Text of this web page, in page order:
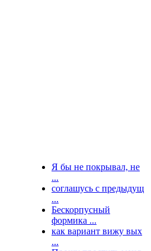
Я бы не покрывал, не
...
соглашусь с предыдущ
...
Бескорпусный
формика ...
как вариант вижу вых
...